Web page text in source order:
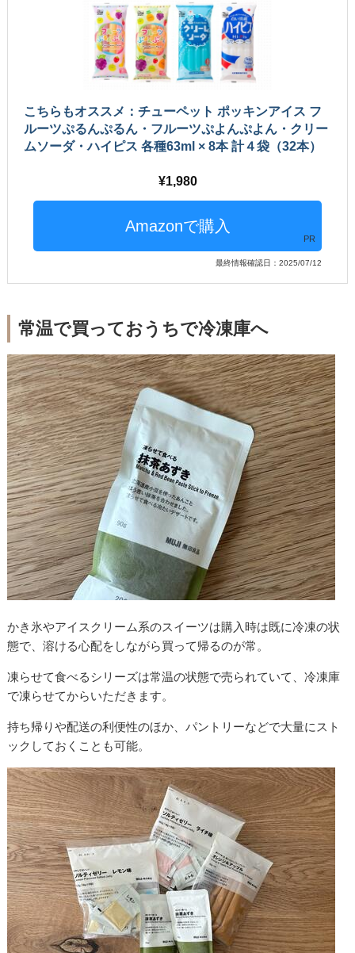
こちらもオススメ：チューペット ポッキンアイス フ
ルーツぷるんぷるん・フルーツぷよんぷよん・クリー
ムソーダ・ハイピス 各種63ml × 8本 計４袋（32本）
1,980
PR
最終情報確認日：2025/07/12
常温で買っておうちで冷凍庫へ
かき氷やアイスクリーム系のスイーツは購入時は既に冷凍の状
態で、溶ける心配をしながら買って帰るのが常。
凍らせて食べるシリーズは常温の状態で売られていて、冷凍庫
で凍らせてからいただきます。
持ち帰りや配送の利便性のほか、パントリーなどで大量にスト
ックしておくことも可能。